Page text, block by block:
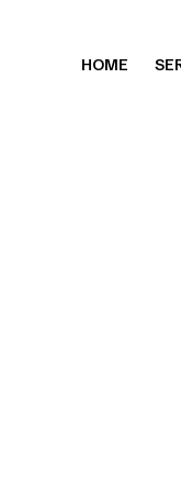
HOME